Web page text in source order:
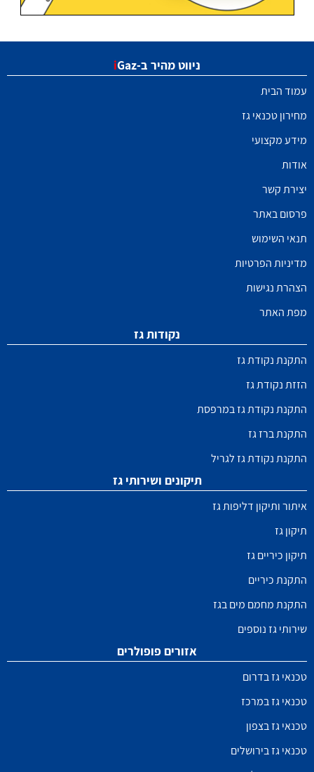
ניווט מהיר ב- iGaz
עמוד הבית
מחירון טכנאי גז
מידע מקצועי
אודות
יצירת קשר
פרסום באתר
תנאי השימוש
מדיניות הפרטיות
הצהרת נגישות
מפת האתר
נקודות גז
התקנת נקודת גז
הזזת נקודת גז
התקנת נקודת גז במרפסת
התקנת ברז גז
התקנת נקודת גז לגריל
תיקונים ושירותי גז
איתור ותיקון דליפות גז
תיקון גז
תיקון כיריים גז
התקנת כיריים
התקנת מחמם מים בגז
שירותי גז נוספים
אזורים פופולרים
טכנאי גז בדרום
טכנאי גז במרכז
טכנאי גז בצפון
טכנאי גז בירושלים